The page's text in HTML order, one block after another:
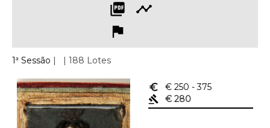
picture_as_pdf
timeline
flag
1ª Sessão | | 188 Lotes
euro_symbol € 250 - 375
gavel
€ 280